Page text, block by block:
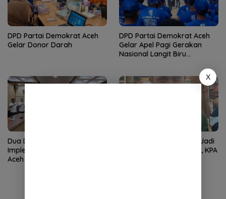
DPD Partai Demokrat Aceh
Gelar Donor Darah
DPD Partai Demokrat Aceh
Gelar Apel Pagi Gerakan
Nasional Langit Biru
Dua Dekade MoU Helsinki,
Implementasi Kewenangan
Aceh Masih Jadi Tantangan
Wan Malaya Dipercaya Jadi
Pj Ketua PA Nagan Raya, KPA
X